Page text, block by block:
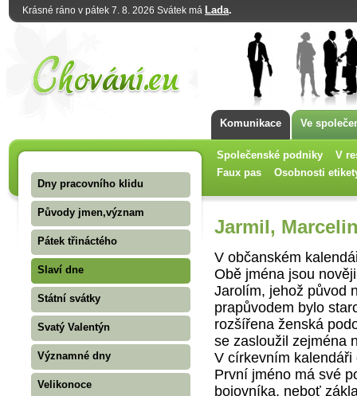
Krásné ráno v pátek 7. 8. 2026 Svátek má Lada.
Komunikace Ve
Společenské podniky
V
Faux pas
Osobnosti
Dny pracovního klidu
Původy jmen,význam
Pátek třináctého
Slaví dne
Státní svátky
Svatý Valentýn
Významné dny
Velikonoce
Jarmil,
V občanském
Obě jména jsou
Jarolím, jehož původ
prapůvodem bylo
rozšířena ženská
se zasloužil zejména
V církevním kalendáři
První jméno má své
bojovníka, neboť